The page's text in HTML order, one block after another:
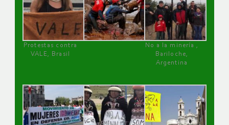
Protestas contra
VALE, Brasil
No a la minería ,
Bariloche,
Argentina